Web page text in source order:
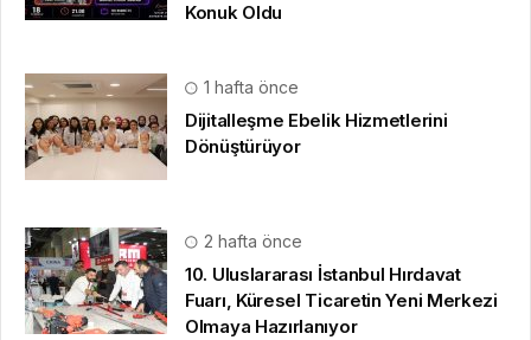
Konuk Oldu
1 hafta önce
Dijitalleşme Ebelik Hizmetlerini
Dönüştürüyor
2 hafta önce
10. Uluslararası İstanbul Hırdavat
Fuarı, Küresel Ticaretin Yeni Merkezi
Olmaya Hazırlanıyor